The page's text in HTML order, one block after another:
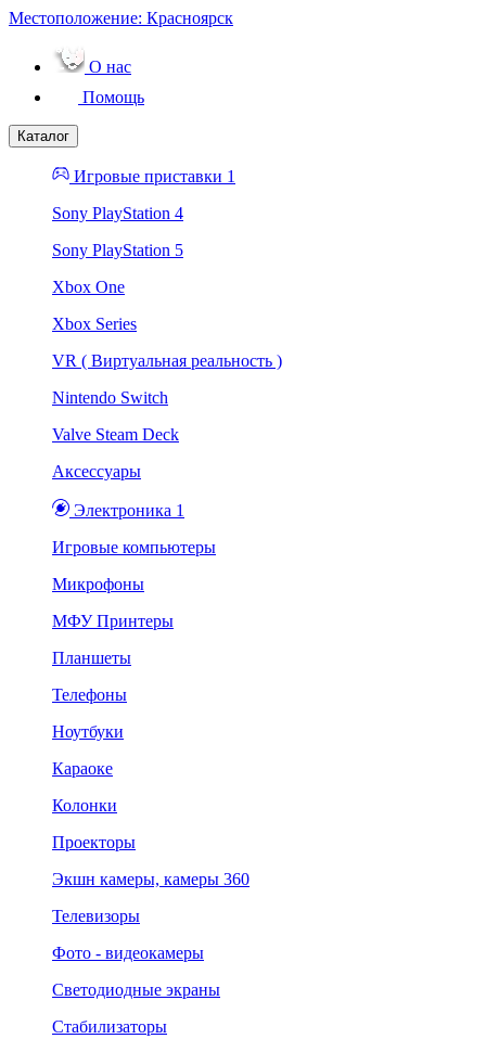
Местоположение: Красноярск
О нас
Помощь
Каталог
Игровые приставки 1
Sony PlayStation 4
Sony PlayStation 5
Xbox One
Xbox Series
VR ( Виртуальная реальность )
Nintendo Switch
Valve Steam Deck
Аксессуары
Электроника 1
Игровые компьютеры
Микрофоны
МФУ Принтеры
Планшеты
Телефоны
Ноутбуки
Караоке
Колонки
Проекторы
Экшн камеры, камеры 360
Телевизоры
Фото - видеокамеры
Светодиодные экраны
Стабилизаторы